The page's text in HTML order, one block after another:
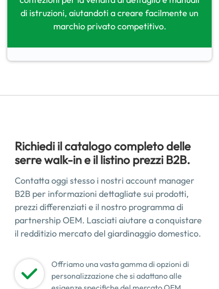
di istruzioni, aiutandoti a creare facilmente un
marchio privato competitivo.
Richiedi il catalogo completo delle
serre walk-in e il listino prezzi B2B.
Contatta oggi stesso i nostri account manager
B2B per informazioni dettagliate sui prodotti,
prezzi differenziati e il nostro programma di
partnership OEM. Lasciati aiutare a conquistare
il redditizio mercato del giardinaggio domestico.
Offriamo una vasta gamma di opzioni di
personalizzazione che si adattano alle